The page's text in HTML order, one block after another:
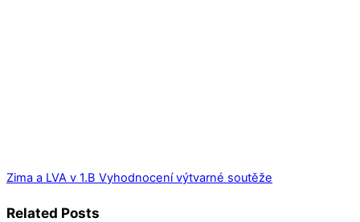
Zima a LVA v 1.B Vyhodnocení výtvarné soutěže
Related Posts